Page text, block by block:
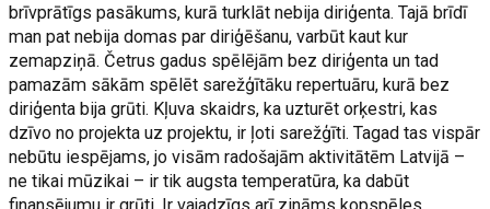
brīvprātīgs pasākums, kurā turklāt nebija diriģenta. Tajā brīdī
man pat nebija domas par diriģēšanu, varbūt kaut kur
zemapziņā. Četrus gadus spēlējām bez diriģenta un tad
pamazām sākām spēlēt sarežģītāku repertuāru, kurā bez
diriģenta bija grūti. Kļuva skaidrs, ka uzturēt orķestri, kas
dzīvo no projekta uz projektu, ir ļoti sarežģīti. Tagad tas vispār
nebūtu iespējams, jo visām radošajām aktivitātēm Latvijā –
ne tikai mūzikai – ir tik augsta temperatūra, ka dabūt